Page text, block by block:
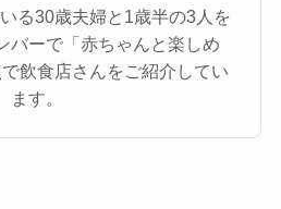
る30歳夫婦と1歳半の3人を
バーで「赤ちゃんと楽しめ
飲食店さんをご紹介してい
ます。